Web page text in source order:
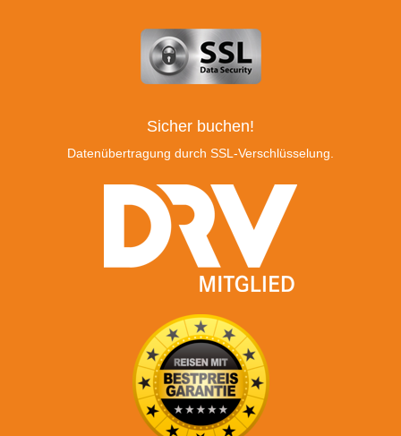
Sicher buchen!
Datenübertragung durch SSL-Verschlüsselung.